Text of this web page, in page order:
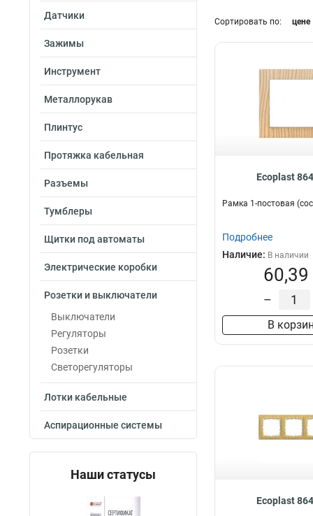
Датчики
Зажимы
Инструмент
Металлорукав
Плинтус
Протяжка кабельная
Разъемы
Тумблеры
Щитки под автоматы
Электрические коробки
Розетки и выключатели
Выключатели
Регуляторы
Розетки
Светорегуляторы
Лотки кабельные
Аспирационные системы
Наши статусы
Сортировать по: цене
Ecoplast
Рамка 1-постовая
Подробнее
Наличие: В наличии
60,39
–
В
Ecoplast